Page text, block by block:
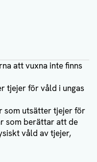
att vuxna inte finns
tjejer för våld i ungas
som utsätter tjejer för
som berättar att de
våld av tjejer,